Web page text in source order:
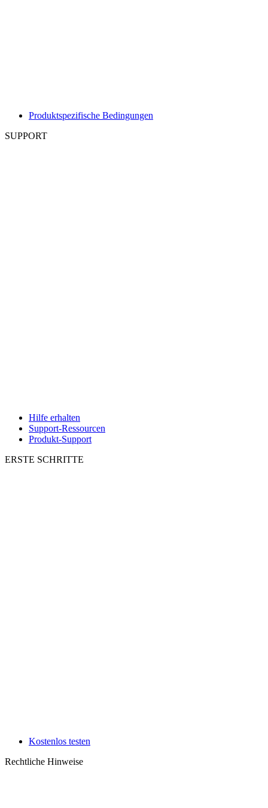
Produktspezifische Bedingungen
SUPPORT
Hilfe erhalten
Support-Ressourcen
Produkt-Support
ERSTE SCHRITTE
Kostenlos testen
Rechtliche Hinweise